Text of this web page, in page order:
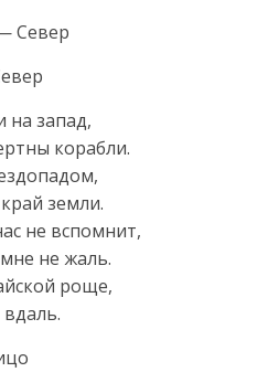
Север
на запад,
корабли.
земли.
не вспомнит,
не жаль.
роще,